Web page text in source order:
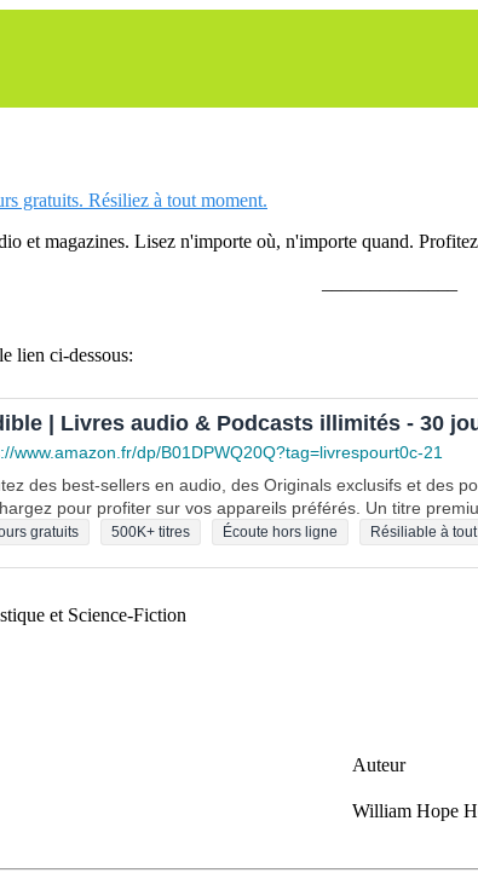
gratuits. Résiliez à tout moment.
et magazines. Lisez n'importe où, n'importe quand.
lien ci-dessous:
| Livres audio & Podcasts illimités - 30
www.amazon.fr/dp/B01DPWQ20Q?tag=livrespourt0c-21
des best-sellers en audio, des Originals exclusifs et des
pour profiter sur vos appareils préférés. Un titre
gratuits 500K+ titres Écoute hors ligne Résiliable à
et Science-Fiction
Auteur
William Hope